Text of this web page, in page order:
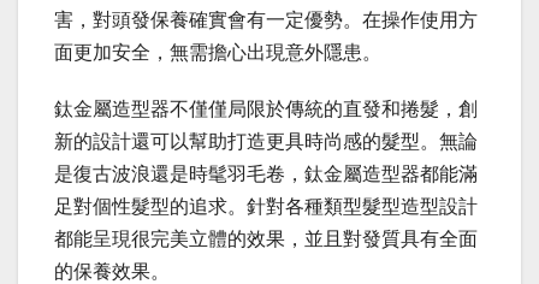
害，對頭發保養確實會有一定優勢。在操作使用方
面更加安全，無需擔心出現意外隱患。
鈦金屬造型器不僅僅局限於傳統的直發和捲髮，創
新的設計還可以幫助打造更具時尚感的髮型。無論
是復古波浪還是時髦羽毛卷，鈦金屬造型器都能滿
足對個性髮型的追求。針對各種類型髮型造型設計
都能呈現很完美立體的效果，並且對發質具有全面
的保養效果。